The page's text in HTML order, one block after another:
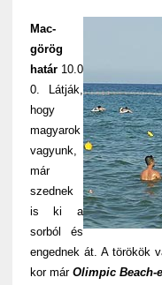
Mac-
görög
határ 10.0
0. Látják,
hogy
magyarok
vagyunk,
már
szednek
is ki a
sorból és
engednek át. A törökök
kor már Olimpic Beach-